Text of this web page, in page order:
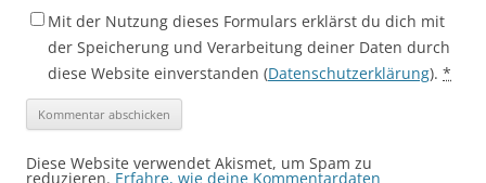
Mit der Nutzung dieses Formulars erklärst du dich mit
der Speicherung und Verarbeitung deiner Daten durch
diese Website einverstanden (Datenschutzerklärung). *
Diese Website verwendet Akismet, um Spam zu
reduzieren. Erfahre, wie deine Kommentardaten